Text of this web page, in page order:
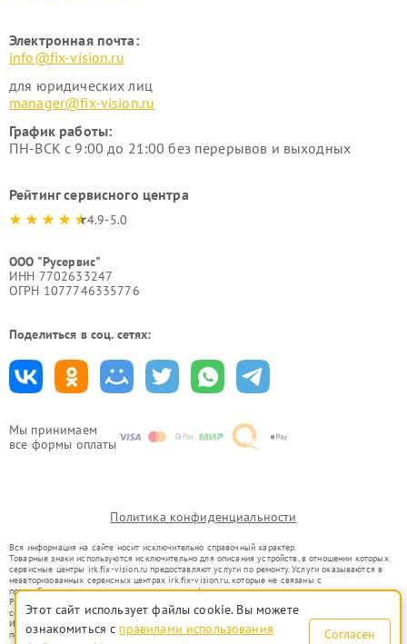
Мы принимаем
все формы оплаты
Электронная почта:
info@fix-vision.ru
для юридических лиц
manager@fix-vision.ru
График работы:
ПН-ВСК с 9:00 до 21:00 без перерывов и выходных
Рейтинг сервисного центра
4.9-5.0
ООО "Русервис"
ИНН 7702633247
ОГРН 1077746335776
Поделиться в соц. сетях:
Политика конфиденциальности
Вся информация на сайте носит исключительно справочный характер.
Товарные знаки используются исключительно для описания устройств, в отношении которых
сервисные центры irk.fix-vision.ru предоставляют услуги по ремонту. Услуги оказываются в
неавторизованных сервисных центрах irk.fix-vision.ru, которые не связаны с
правообладателями товарных знаков или их официальными представителями.
Ремонт осуществляется для устройств, уже введенных в гражданский оборот в соответствии
со статьей 1487 ГК РФ.
Использование товарных знаков не преследует цели индивидуализации услуг или введения
потребителей в заблуждение, а служит для информирования о предоставляемых услугах по
Этот сайт использует файлы cookie. Вы можете
ознакомиться с правилами использования
Согласен